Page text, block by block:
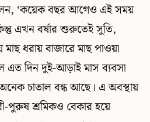
‘কয়েক বছর আগেও এই সময়
এখন বর্ষার শুরুতেই সুতি,
ধরায় বাজারে মাছ পাওয়া
এত দিন দুই-আড়াই মাস ব্যবসা
চাতাল বন্ধ আছে। এ অবস্থায়
পুরুষ শ্রমিকও বেকার হয়ে